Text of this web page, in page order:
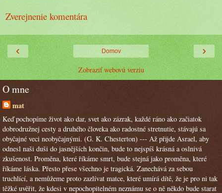
Zverejnenie komentára
‹ ›
Domov
Zobraziť webovú verziu
O mne
mat
Keď pochopíme život ako dar, svet ako zázrak, každé ráno ako začiatok
dobrodružnej cesty a druhého človeka ako radostné stretnutie, stávajú sa
obyčajné veci neobyčajnými. (G. K. Chesterton) --- Až přijde Asrael, aby
odnesl naši duši do jasnějších končin, bude to nejspíš krásná a oslnivá
zkušenost. Proměna, které říkáme smrt, bude stejná jako proměna, které
říkáme láska. Přesto přese všechno je tragická. Zanechává za sebou
truchlící, a nemůžeme proto zazlívat matce, které umírá dítě, že je pro ni tak
těžké uvěřit, že kdesi v nepochopitelném neznámu se o ně někdo bude starat